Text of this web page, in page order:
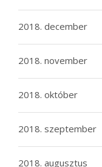
2018. december
2018. november
2018. október
2018. szeptember
2018. augusztus